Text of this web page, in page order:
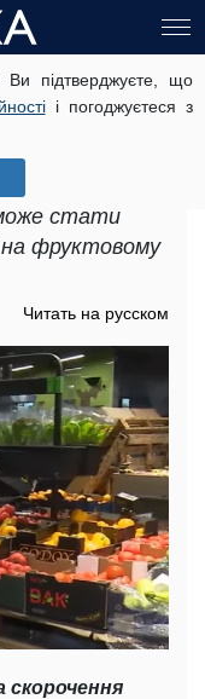
Ви підтверджуєте, що
і погоджуєтеся з
що
у
стати
фруктовому
Читать на русском
скорочення